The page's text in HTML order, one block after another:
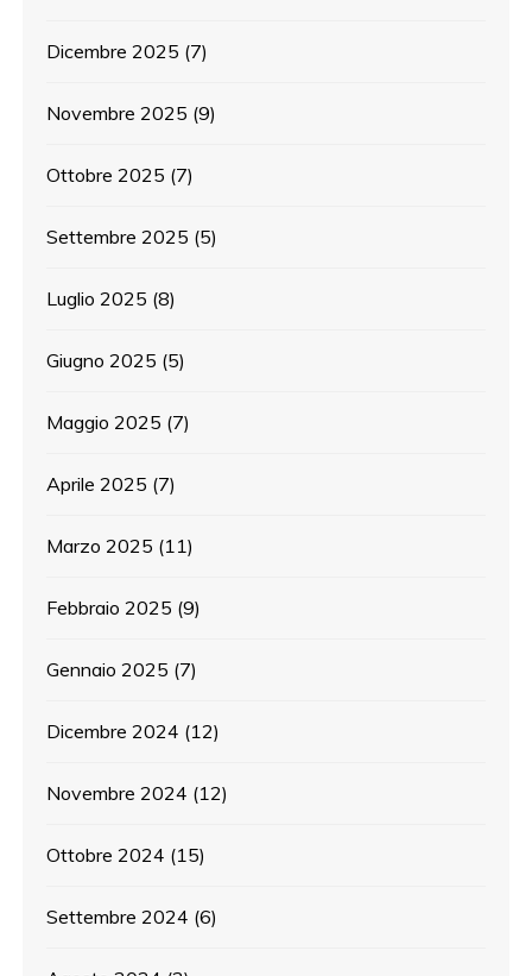
Dicembre 2025 (7)
Novembre 2025 (9)
Ottobre 2025 (7)
Settembre 2025 (5)
Luglio 2025 (8)
Giugno 2025 (5)
Maggio 2025 (7)
Aprile 2025 (7)
Marzo 2025 (11)
Febbraio 2025 (9)
Gennaio 2025 (7)
Dicembre 2024 (12)
Novembre 2024 (12)
Ottobre 2024 (15)
Settembre 2024 (6)